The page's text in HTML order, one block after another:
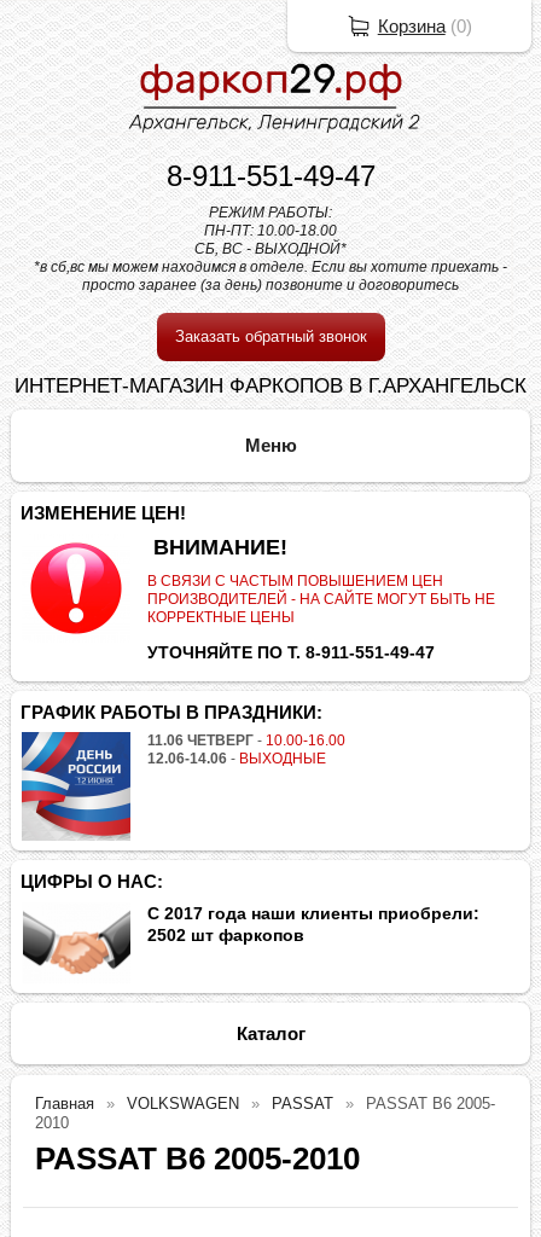
8-911-551-49-47
РЕЖИМ РАБОТЫ:
ПН-ПТ: 10.00-18.00
СБ, ВС - ВЫХОДНОЙ*
*в сб,вс мы можем находимся в отделе. Если вы хотите приехать -
просто заранее (за день) позвоните и договоритесь
Заказать обратный звонок
ИНТЕРНЕТ-МАГАЗИН ФАРКОПОВ В Г.АРХАНГЕЛЬСК
ИЗМЕНЕНИЕ ЦЕН!
ВНИМАНИЕ!
В СВЯЗИ С ЧАСТЫМ ПОВЫШЕНИЕМ ЦЕН
ПРОИЗВОДИТЕЛЕЙ - НА САЙТЕ МОГУТ БЫТЬ НЕ
КОРРЕКТНЫЕ ЦЕНЫ
УТОЧНЯЙТЕ ПО Т. 8-911-551-49-47
ГРАФИК РАБОТЫ В ПРАЗДНИКИ:
11.06 ЧЕТВЕРГ - 10.00-16.00
12.06-14.06 - ВЫХОДНЫЕ
ЦИФРЫ О НАС:
С 2017 года наши клиенты приобрели:
2502 шт фаркопов
Каталог
Главная VOLKSWAGEN PASSAT
PASSAT B6 2005-
2010
PASSAT B6 2005-2010
Корзина(0)